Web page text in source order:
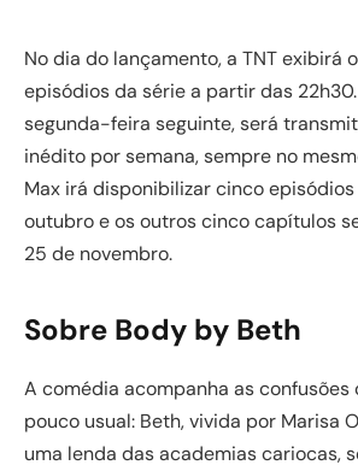
No dia do lançamento, a TNT exibirá
episódios da série a partir das
segunda-feira seguinte, será
inédito por semana, sempre no
Max irá disponibilizar cinco episódios
outubro e os outros cinco capítulos
25 de novembro.
Sobre Body by Beth
A comédia acompanha as confusões
pouco usual: Beth, vivida por Marisa
uma lenda das academias cariocas,